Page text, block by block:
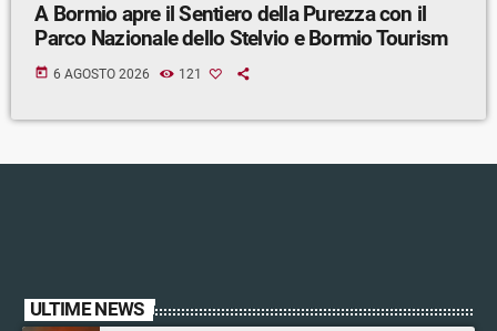
A Bormio apre il Sentiero della Purezza con il
Parco Nazionale dello Stelvio e Bormio Tourism
today 6 AGOSTO 2026 121
ULTIME NEWS